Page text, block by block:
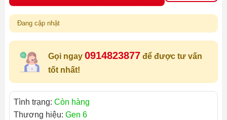
Đang cập nhật
Gọi ngay 0914823877 để được tư vấn
tốt nhất!
Tình trạng: Còn hàng
Thương hiệu: Gen 6